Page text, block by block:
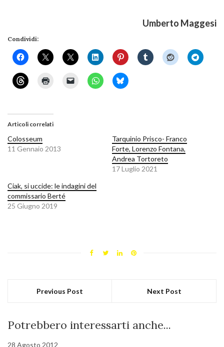
Umberto Maggesi
Condividi:
Articoli correlati
Colosseum
11 Gennaio 2013
Tarquinio Prisco- Franco
Forte, Lorenzo Fontana,
Andrea Tortoreto
17 Luglio 2021
Ciak, si uccide: le indagini del
commissario Berté
25 Giugno 2019
Previous Post Next Post
Potrebbero interessarti anche...
28 Agosto 2012